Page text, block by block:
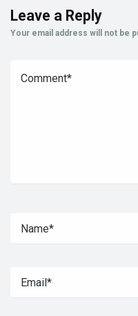
Leave a Reply
Your email address will not be